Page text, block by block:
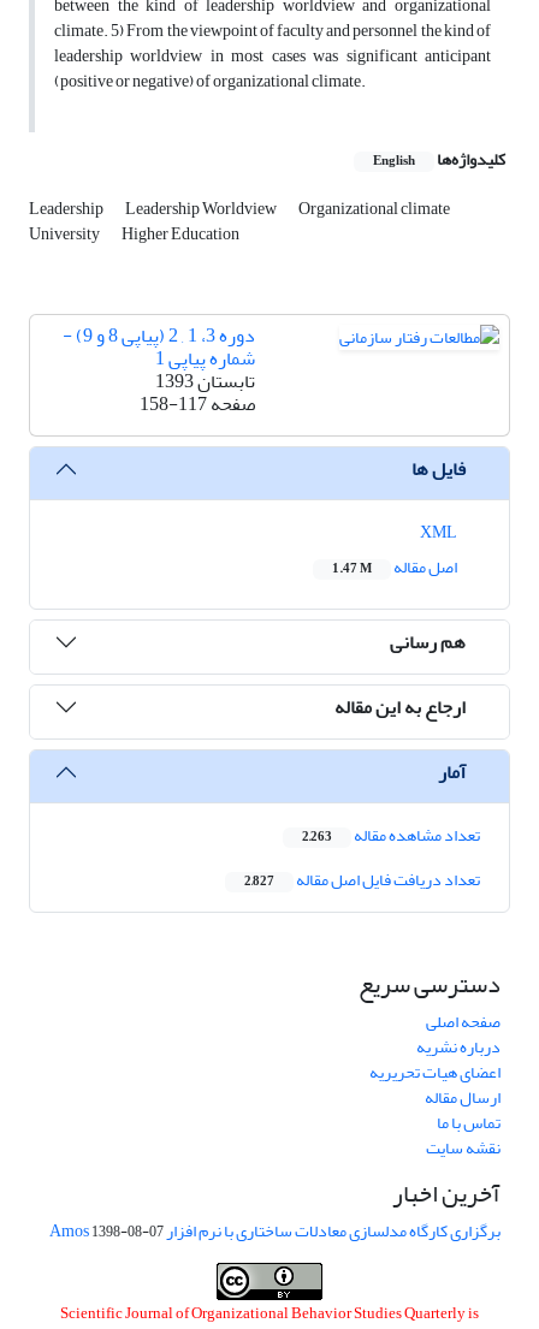
climate. 5) From the viewpoint of faculty and personnel the kind of
leadership worldview in most cases was significant anticipant
(positive or negative) of organizational climate.
کلیدواژه‌ها English
Leadership Leadership Worldview Organizational climate
University Higher Education
دوره 3، 1 , 2 (پیاپی 8 و 9) -
شماره پیاپی 1
تابستان 1393
صفحه158-117
فایل ها
اصل مقاله
1.47 M
هم رسانی
ارجاع به این مقاله
آمار
تعداد مشاهده مقاله 2,263
تعداد دریافت فایل اصل مقاله 2,827
دسترسی سریع
صفحه اصلی
درباره نشریه
اعضای هیات تحریریه
ارسال مقاله
تماس با ما
نقشه سایت
آخرین اخبار
برگزاری کارگاه مدلسازی معادلات ساختاری با نرم افزار Amos1398-08-07
Scientific Journal of Organizational Behavior Studies Quarterly is